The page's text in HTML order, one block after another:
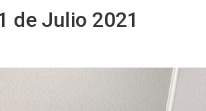
de Julio 2021